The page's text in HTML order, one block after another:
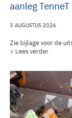
aanleg
3 AUGUSTUS 2026
Zie bijlage voor de
> Lees verder